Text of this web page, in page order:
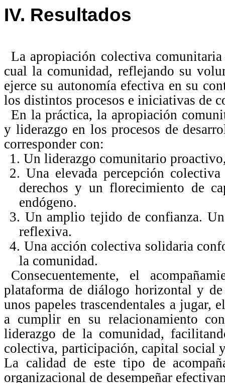
IV. Resultados
La apropiación colectiva
cual la comunidad, reflejando su
ejerce su autonomía efectiva en su
los distintos procesos e iniciativas de
En la práctica, la apropiación
y liderazgo en los procesos de
corresponder con:
1. Un liderazgo comunitario
2. Una elevada percepción
derechos y un florecimiento de
endógeno.
3. Un amplio tejido de confianza.
reflexiva.
4. Una acción colectiva solidaria
la comunidad.
Consecuentemente, el
plataforma de diálogo horizontal y
unos papeles trascendentales a jugar,
a cumplir en su relacionamiento
liderazgo de la comunidad,
colectiva, participación, capital social
La calidad de este tipo de
organizacional de desempeñar